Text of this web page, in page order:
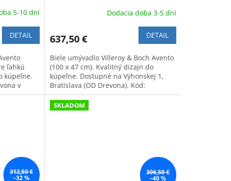
5-10 dní
DETAIL
ľahkú
kúpeľne.
v
Dodacia doba 3-5 dní
637,50 € DETAIL
Biele umývadlo Villeroy & Boch Avento
(100 x 47 cm). Kvalitný dizajn do
kúpeľne. Dostupné na Výhonskej 1,
Bratislava (OD Drevona). Kód:
4156A501.
312,50 €
–32 %
SKLADOM
306,50 €
–40 %